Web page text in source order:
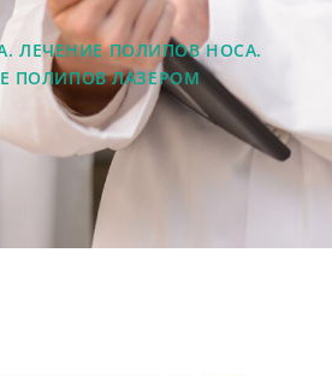
ЛЕЧЕНИЕ ПОЛИПОВ НОСА.
ПОЛИПОВ ЛАЗЕРОМ